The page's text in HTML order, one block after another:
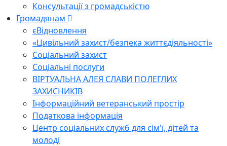
Консультації з громадськістю
Громадянам
єВідновлення
«Цивільний захист/безпека життєдіяльності»
Соціальний захист
Соціальні послуги
ВІРТУАЛЬНА АЛЕЯ СЛАВИ ПОЛЕГЛИХ
ЗАХИСНИКІВ
Інформаційний ветеранський простір
Податкова інформація
Центр соціальних служб для сім'ї, дітей та
молоді